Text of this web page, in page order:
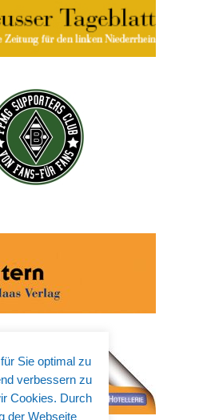
jetzt unseren Newsletter!
wissen wollen, tragen Sie sich
Kunst und Kultur in Krefeld!
Sie optimal zu
verbessern zu
Cookies. Durch
der Webseite